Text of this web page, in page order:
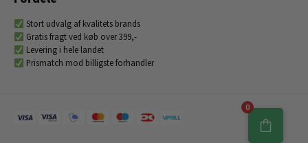
Stort udvalg af kvalitets brands
Gratis fragt ved køb over 399,-
Levering i hele landet
Prismatch mod billigste forhandler
0